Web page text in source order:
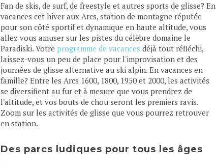
Fan de skis, de surf, de freestyle et autres sports de glisse? En
vacances cet hiver aux Arcs, station de montagne réputée
pour son côté sportif et dynamique en haute altitude, vous
allez vous amuser sur les pistes du célèbre domaine le
Paradiski. Votre programme de vacances déjà tout réfléchi,
laissez-vous un peu de place pour l'improvisation et des
journées de glisse alternative au ski alpin. En vacances en
famille? Entre les Arcs 1600, 1800, 1950 et 2000, les activités
se diversifient au fur et à mesure que vous prendrez de
l'altitude, et vos bouts de chou seront les premiers ravis.
Zoom sur les activités de glisse que vous pourrez retrouver
en station.
Des parcs ludiques pour tous les âges